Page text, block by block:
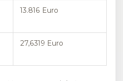
13.816 Euro
27,6319 Euro